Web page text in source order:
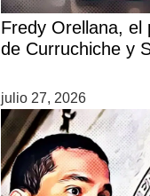
Fredy Orellana, el
de Curruchiche y
julio 27, 2026